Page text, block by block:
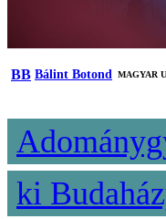
BB Bálint Botond MAGYAR
ki